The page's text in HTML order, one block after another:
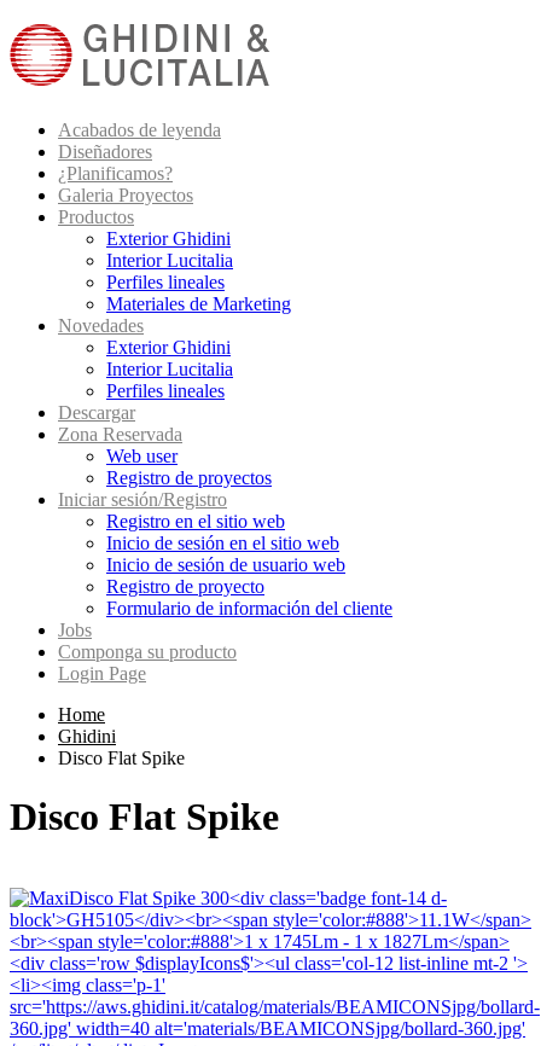
Acabados de leyenda
Diseñadores
¿Planificamos?
Galeria Proyectos
Productos
Exterior Ghidini
Interior Lucitalia
Perfiles lineales
Materiales de Marketing
Novedades
Exterior Ghidini
Interior Lucitalia
Perfiles lineales
Descargar
Zona Reservada
Web user
Registro de proyectos
Iniciar sesión/Registro
Registro en el sitio web
Inicio de sesión en el sitio web
Inicio de sesión de usuario web
Registro de proyecto
Formulario de información del cliente
Jobs
Componga su producto
Login Page
Home
Ghidini
Disco Flat Spike
Disco Flat Spike